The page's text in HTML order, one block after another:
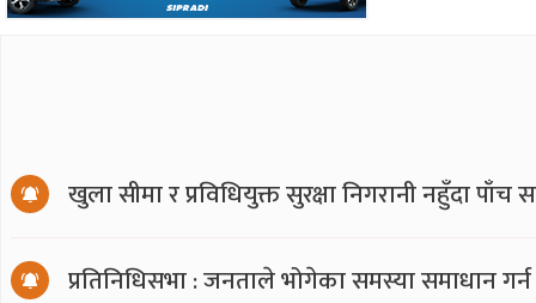
खुला सीमा र प्रविधियुक्त सुरक्षा निगरानी नहुँदा पाँच
प्रतिनिधिसभा : जनताले भोगेका समस्या समाधान